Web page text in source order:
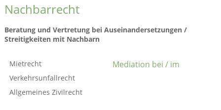
Nachbarrecht
Beratung und Vertretung bei Auseinander­setzungen /
Streitigkeiten mit Nachbarn
Mietrecht
Verkehrsunfallrecht
Allgemeines Zivilrecht
Mediation bei / im